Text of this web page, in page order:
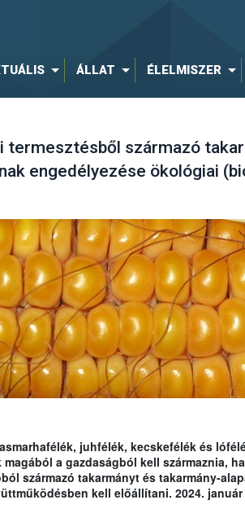
ÁLLAT ÉLELMISZER
termesztésből származó
engedélyezése ökológiai
juhfélék, kecskefélék és
magából a gazdaságból kell származnia,
származó takarmányt és takarmány-
kell előállítani. 2024.